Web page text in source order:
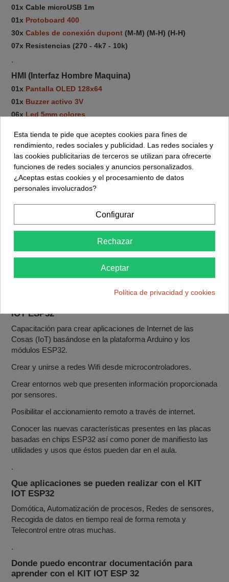
01x Cable microUSB 1m
01x Protoboard 400
30xCables de conexión dupont (M-M) (M-H) (H-H)
07x Resistencias (270 - 4k7 - 10k)
.
HMI (Interfaz Hombre Maquina)
01x Pantalla OLED 128x64
01x Buzzer activo 3V
06x Led 5mm colores
01xMini interruptor conmutador protoboard
02x
Pulsador protoboard negro
02xPulsador protoboard blanco
Sensores (Recolección de datos del entorno)
DHT11 Temperatura y humedad
PIR HC-SR501 Movimiento
01xPica humedad del suelo
IOT ESP32
Capacitación para crear aplicaciones de Internet de las
Cosas (IoT) basándose en la plataforma Arduino y los
módulos ESP32.
Crear y unirse a redes Wifi desde microcontroladores.
Crear entornos web que presenten información proporcionada
por sensores.
Posibilitar el accionamiento remoto a través de internet.
Conocer las nuevas características presentes en las placas
basadas en chips ESP32 así como poner de manifiesto las
utilidades y usos que éstos pueden dar en el aula.
.
Que aplicaciones se pueden realizar con el KIT
IOT ESP32
Domótica, Automatización de procesos, Redes de sensores,
Recogida de datos en tiempo real de forma remota y
Telecontrol entre otras muchas.
.
Donde puedo encontrar documentación para
aprender con el KIT IOT ESP 32
Esta tienda te pide que aceptes cookies para fines de
rendimiento, redes sociales y publicidad. Las redes sociales y
las cookies publicitarias de terceros se utilizan para ofrecerte
funciones de redes sociales y anuncios personalizados.
¿Aceptas estas cookies y el procesamiento de datos
personales involucrados?
Configurar
Rechazar
Aceptar
Política de privacidad y cookies